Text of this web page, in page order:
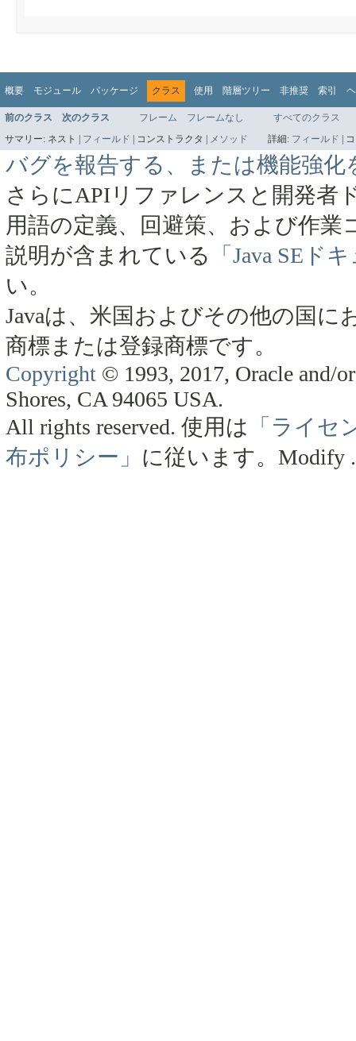
概要 モジュール パッケージ クラス 使用 階層ツリー 非推奨 索引
前のクラス 次のクラス フレーム フレームなし
すべてのクラス
サマリー: ネスト | フィールド | コンストラクタ | メソッド 詳細: フィールド |
バグを報告する、または機能強化
さらにAPIリファレンスと開発者
用語の定義、回避策、および作
説明が含まれている
「Java SEド
い。
Javaは、米国およびその他の国に
商標または登録商標です。
Copyright © 1993, 2017, Oracle and/
Shores, CA 94065 USA.
All rights reserved. 使用は 「ライセ
布ポリシー」 に従います。 Modify